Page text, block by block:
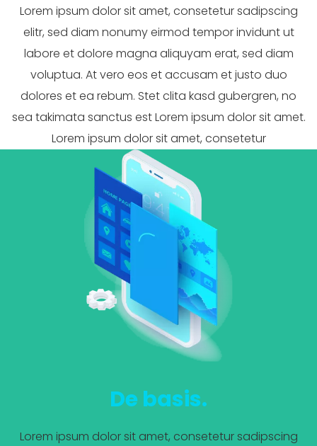
Lorem ipsum dolor sit amet, consetetur sadipscing
elitr, sed diam nonumy eirmod tempor invidunt ut
labore et dolore magna aliquyam erat, sed diam
voluptua. At vero eos et accusam et justo duo
dolores et ea rebum. Stet clita kasd gubergren, no
sea takimata sanctus est Lorem ipsum dolor sit amet.
Lorem ipsum dolor sit amet, consetetur
De basis.
Lorem ipsum dolor sit amet, consetetur sadipscing